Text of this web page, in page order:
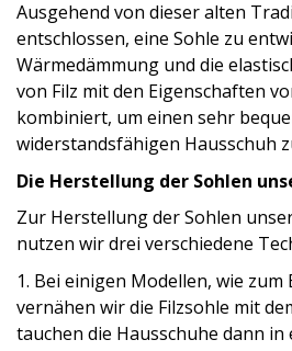
Ausgehend von dieser alten
entschlossen, eine Sohle zu
Wärmedämmung und die
von Filz mit den Eigenschaften
kombiniert, um einen sehr
widerstandsfähigen Hausschuh
Die Herstellung der Sohlen
Zur Herstellung der Sohlen
nutzen wir drei verschiedene
1. Bei einigen Modellen, wie zum
vernähen wir die Filzsohle mit
tauchen die Hausschuhe dann in